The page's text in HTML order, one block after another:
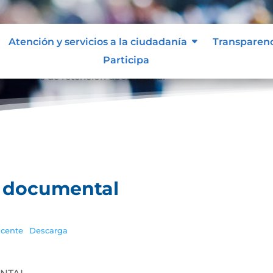
Atención y servicios a la ciudadanía
Participa
Descarga